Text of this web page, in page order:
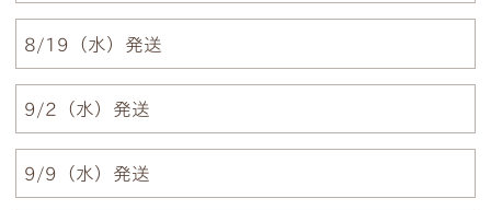
8/19（水）発送
9/2（水）発送
9/9（水）発送
例1）フルネーム 明朝体 例2）苗字を略称 明朝体